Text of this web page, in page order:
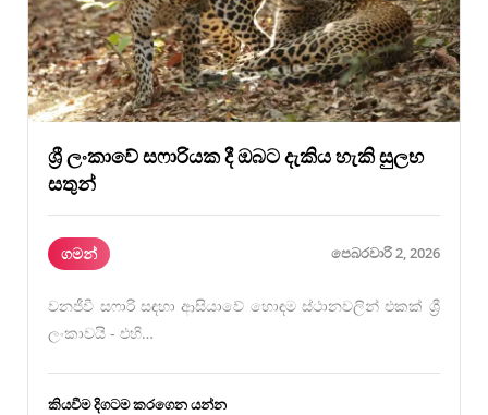
ශ්‍රී ලංකාවේ සෆාරියක දී ඔබට දැකිය හැකි සුලභ
සතුන්
ගමන් පෙබරවාරි 2, 2026
වනජීවී සෆාරි සඳහා ආසියාවේ හොඳම ස්ථානවලින් එකක් ශ්‍රී
ලංකාවයි - එහි…
කියවීම දිගටම කරගෙන යන්න